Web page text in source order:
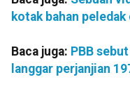
kotak bahan peledak
Baca juga: PBB
langgar perjanjian